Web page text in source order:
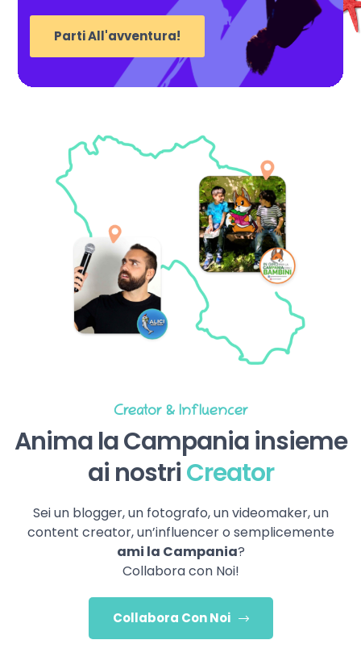
Parti All'avventura!
Creator & Influencer
Anima la Campania insieme
ai nostriCreator
Sei un blogger, un fotografo, un videomaker, un
content creator, un’influencer o semplicemente
ami la Campania?
Collabora con Noi!
Collabora Con Noi